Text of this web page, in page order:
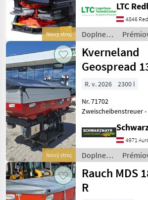
Nový stroj
Seriennummer/
NEUGERÄT;
24; Bauart: Angebaut;
Antriebsart:
LTC
4846
Doplnenie
živin a
polievanie
/ Rauch
Nový stroj
Kverneland
Geospread
G3 CL
R. v. 2026
2300 l
Nr. 71702
Zweischeibenstreuer -
CentreFlow-
mit
Wiegesystem mit 4
Wiegezellen und
Referenzsenso
4971
Doplnenie
živin a
polievanie
/
Kverneland
Rauch MDS
R